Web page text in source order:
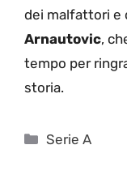
dei malfattori e
Arnautovic,
tempo per
storia.
Categorie
Serie A